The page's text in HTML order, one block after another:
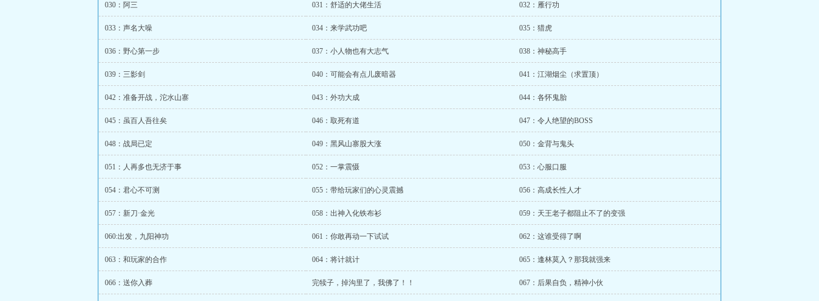
030：阿三 031：舒适的大佬生活 032：雁行功
033：声名大噪 034：来学武功吧 035：猎虎
036：野心第一步 037：小人物也有大志气 038：神秘高手
039：三影剑 040：可能会有点儿废暗器 041：江湖烟尘（求置顶）
042：准备开战，沱水山寨 043：外功大成 044：各怀鬼胎
045：虽百人吾往矣 046：取死有道 047：令人绝望的BOSS
048：战局已定 049：黑风山寨股大涨 050：金背与鬼头
051：人再多也无济于事 052：一掌震慑 053：心服口服
054：君心不可测 055：带给玩家们的心灵震撼 056：高成长性人才
057：新刀·金光 058：出神入化铁布衫 059：天王老子都阻止不了的变强
060:出发，九阳神功 061：你敢再动一下试试 062：这谁受得了啊
063：和玩家的合作 064：将计就计 065：逢林莫入？那我就强来
066：送你入葬 完犊子，掉沟里了，我佛了！！ 067：后果自负，精神小伙